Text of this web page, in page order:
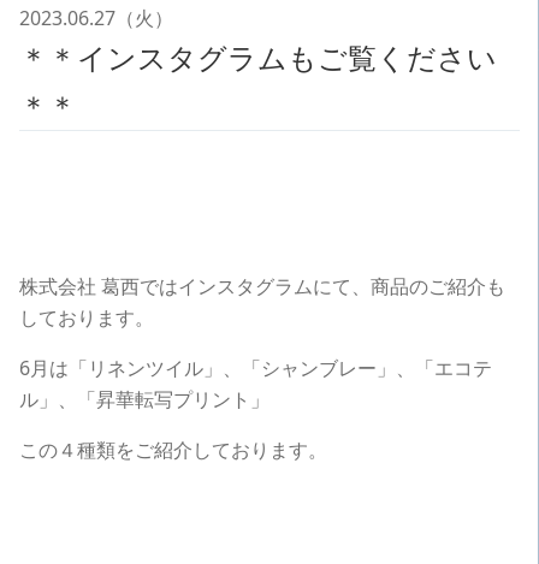
2023.06.27（火）
＊＊インスタグラムもご覧ください
＊＊
株式会社 葛西ではインスタグラムにて、商品のご紹介も
しております。
6月は「リネンツイル」、「シャンブレー」、「エコテ
ル」、「昇華転写プリント」
この４種類をご紹介しております。